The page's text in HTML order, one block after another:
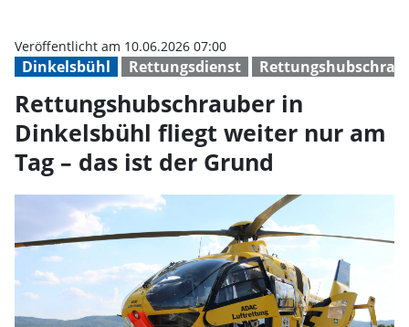
Dinkelsbühl Rettungsdienst
Veröffentlicht am 10.06.2026 07:00
Rettungshubschrauber in
Dinkelsbühl fliegt weiter nur am
Tag – das ist der Grund